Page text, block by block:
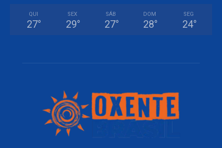
QUI
27°
SEX
29°
SÁB
27°
DOM
28°
SEG
24°